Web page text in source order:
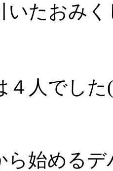
いたおみ
４人でした
ら始める